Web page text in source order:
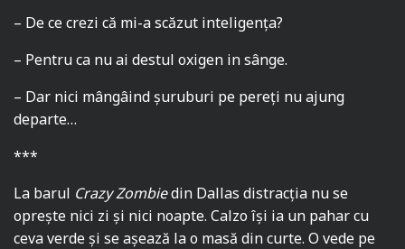
– De ce crezi că mi-a scăzut inteligența?
– Pentru ca nu ai destul oxigen in sânge.
– Dar nici mângâind șuruburi pe pereți nu ajung
departe…
***
La barul Crazy Zombiedin Dallas distracția nu se
oprește nici zi și nici noapte. Calzo își ia un pahar cu
ceva verde și se așează la o masă din curte. O vede pe